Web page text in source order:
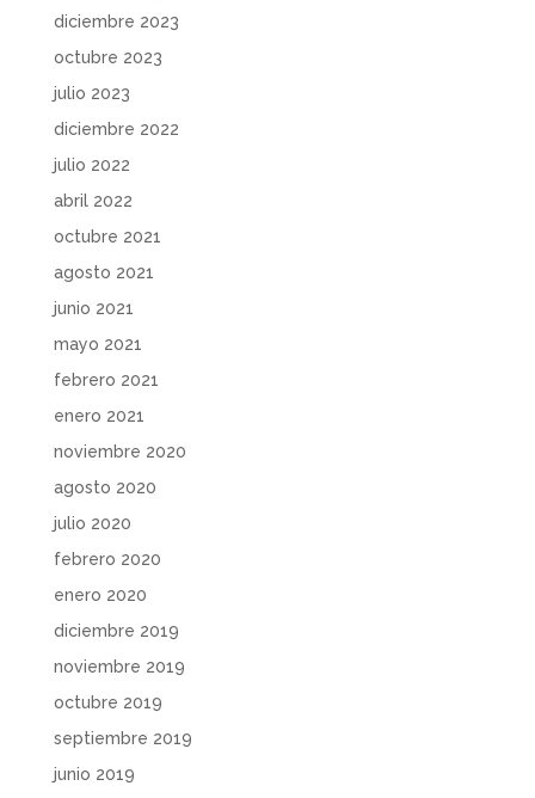
diciembre 2023
octubre 2023
julio 2023
diciembre 2022
julio 2022
abril 2022
octubre 2021
agosto 2021
junio 2021
mayo 2021
febrero 2021
enero 2021
noviembre 2020
agosto 2020
julio 2020
febrero 2020
enero 2020
diciembre 2019
noviembre 2019
octubre 2019
septiembre 2019
junio 2019